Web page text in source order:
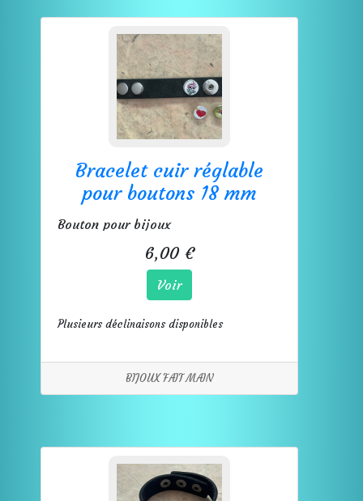
Bracelet cuir réglable
pour boutons 18 mm
Bouton pour bijoux
6,00 €
Voir
Plusieurs déclinaisons disponibles
BIJOUX FAIT MAIN